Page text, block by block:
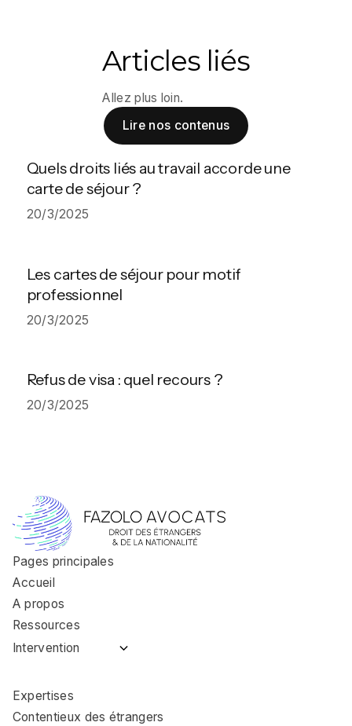
Articles liés
Allez plus loin.
Lire nos contenus
Quels droits liés au travail accorde une
carte de séjour ?
20/3/2025
Les cartes de séjour pour motif
professionnel
20/3/2025
Refus de visa : quel recours ?
20/3/2025
Pages principales
Accueil
A propos
Ressources
Intervention
Coulommiers
Avocat immigration
Expertises
Contentieux des étrangers